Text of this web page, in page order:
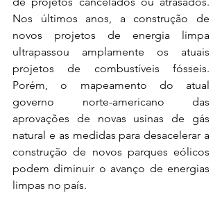
Nos últimos anos, a construção de
novos projetos de energia limpa
ultrapassou amplamente os atuais
projetos de combustíveis fósseis.
Porém, o mapeamento do atual
governo norte-americano das
aprovações de novas usinas de gás
natural e as medidas para desacelerar a
construção de novos parques eólicos
podem diminuir o avanço de energias
limpas no país.